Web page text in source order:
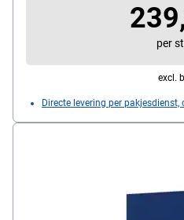
239,
per
excl.
Directe levering per